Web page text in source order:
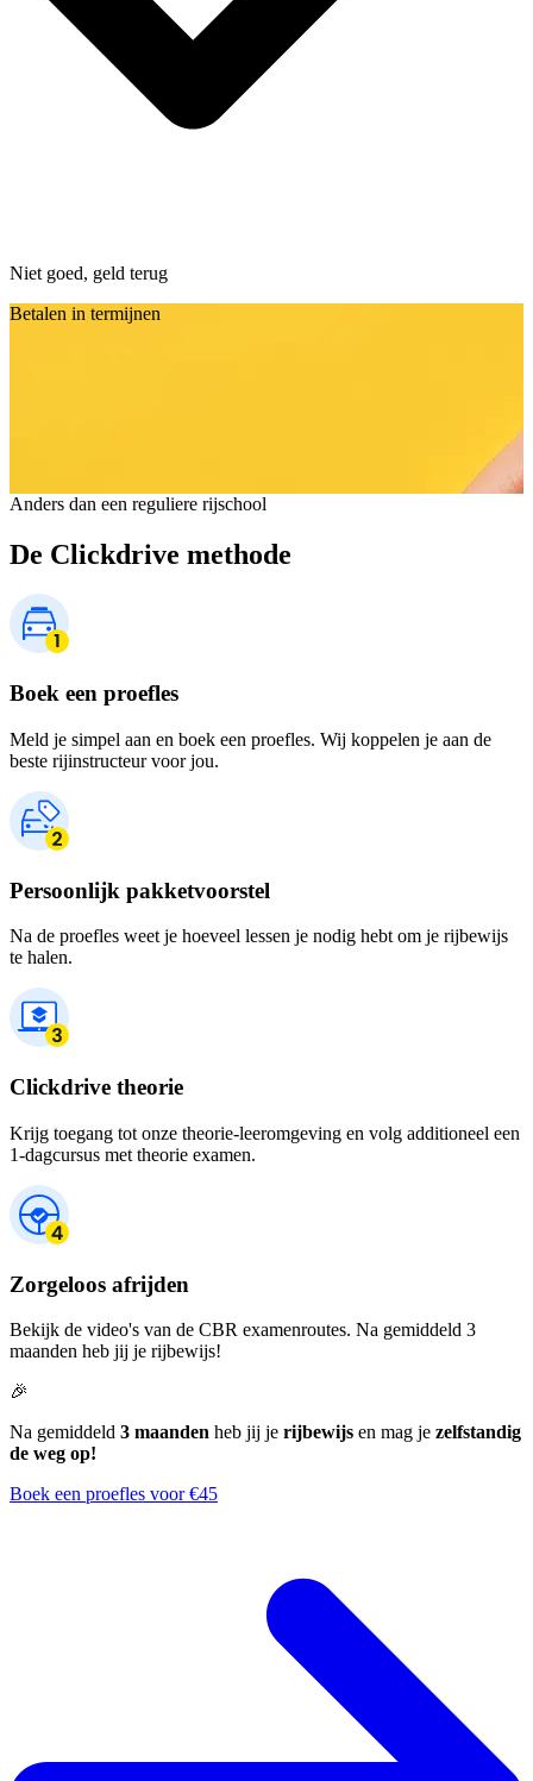
Niet goed, geld terug
Betalen in termijnen
Anders dan een reguliere rijschool
De Clickdrive methode
Boek een proefles
Meld je simpel aan en boek een proefles. Wij koppelen je aan de
beste rijinstructeur voor jou.
Persoonlijk pakketvoorstel
Na de proefles weet je hoeveel lessen je nodig hebt om je rijbewijs
te halen.
Clickdrive theorie
Krijg toegang tot onze theorie-leeromgeving en volg additioneel een
1-dagcursus met theorie examen.
Zorgeloos afrijden
Bekijk de video's van de CBR examenroutes. Na gemiddeld 3
maanden heb jij je rijbewijs!
🎉
Na gemiddeld 3 maanden heb jij je rijbewijs en mag je zelfstandig
de weg op!
Boek een proefles voor €45